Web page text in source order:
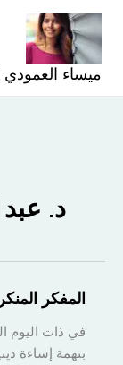
تخطي
المحتوى
ميساء العمودي Maysaa Alamoudi
د.
المفكر المنكر
في ذات اليوم
بتهمة إساءة